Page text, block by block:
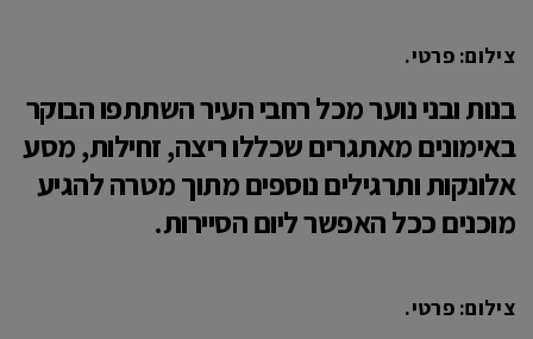
צילום: פרטי.
בנות ובני נוער מכל רחבי העיר השתתפו הבוקר
באימונים מאתגרים שכללו ריצה, זחילות, מסע
אלונקות ותרגילים נוספים מתוך מטרה להגיע
מוכנים ככל האפשר ליום הסיירות.
צילום: פרטי.